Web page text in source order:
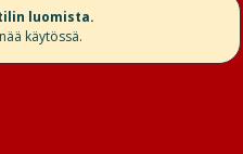
luomista.
käytössä.